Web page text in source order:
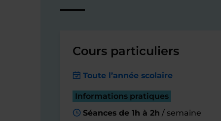
Cours particuliers
Toute l’année scolaire
Informations pratiques
Séances de 1h à 2h / semaine